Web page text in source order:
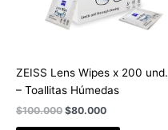
ZEISS Lens Wipes x 200 und.
– Toallitas Húmedas
$100.000 $80.000